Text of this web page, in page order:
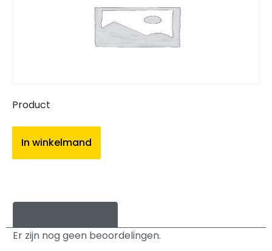
Product
In winkelmand
Er zijn nog geen beoordelingen.